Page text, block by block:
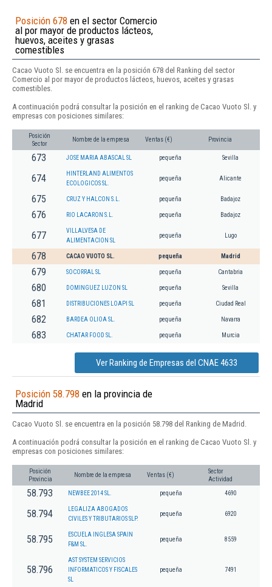
Posición 678 en el sector Comercio
al por mayor de productos lácteos,
huevos, aceites y grasas
comestibles
Cacao Vuoto Sl. se encuentra en la posición 678 del Ranking del sector
Comercio al por mayor de productos lácteos, huevos, aceites y grasas
comestibles.
A continuación podrá consultar la posición en el ranking de Cacao Vuoto Sl. y
empresas con posiciones similares:
Posición
Sector
Nombre de la empresa Ventas (€) Provincia
673 JOSE MARIA ABASCAL SL pequeña Sevilla
674
HINTERLAND ALIMENTOS
ECOLOGICOS SL.
pequeña Alicante
675 CRUZ Y HALCON S.L. pequeña Badajoz
676 RIO LACARON S.L. pequeña Badajoz
677
VILLALVESA DE
ALIMENTACION SL
pequeña Lugo
678 CACAO VUOTO SL. pequeña Madrid
679 SOCORRAL SL pequeña Cantabria
680 DOMINGUEZ LUZON SL pequeña Sevilla
681 DISTRIBUCIONES LOAPI SL pequeña Ciudad Real
682 BARDEA OLIOA SL. pequeña Navarra
683 CHATAR FOOD SL. pequeña Murcia
Ver Ranking de Empresas del CNAE 4633
Posición 58.798 en la provincia de
Madrid
Cacao Vuoto Sl. se encuentra en la posición 58.798 del Ranking de Madrid.
A continuación podrá consultar la posición en el ranking de Cacao Vuoto Sl. y
empresas con posiciones similares:
Posición
Provincia
Nombre de la empresa Ventas (€)
Sector
Actividad
58.793 NEWBEE 2014 SL. pequeña 4690
58.794
LEGALIZA ABOGADOS
CIVILES Y TRIBUTARIOS SLP.
pequeña 6920
58.795
ESCUELA INGLESA SPAIN
F&M SL.
pequeña 8559
58.796
AST SYSTEM SERVICIOS
INFORMATICOS Y FISCALES
SL
pequeña 7491